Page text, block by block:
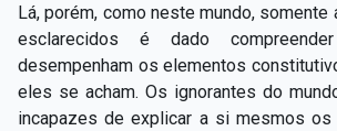
Lá, porém, como neste mundo,
esclarecidos é dado
desempenham os elementos
eles se acham. Os ignorantes do
incapazes de explicar a si mesmos